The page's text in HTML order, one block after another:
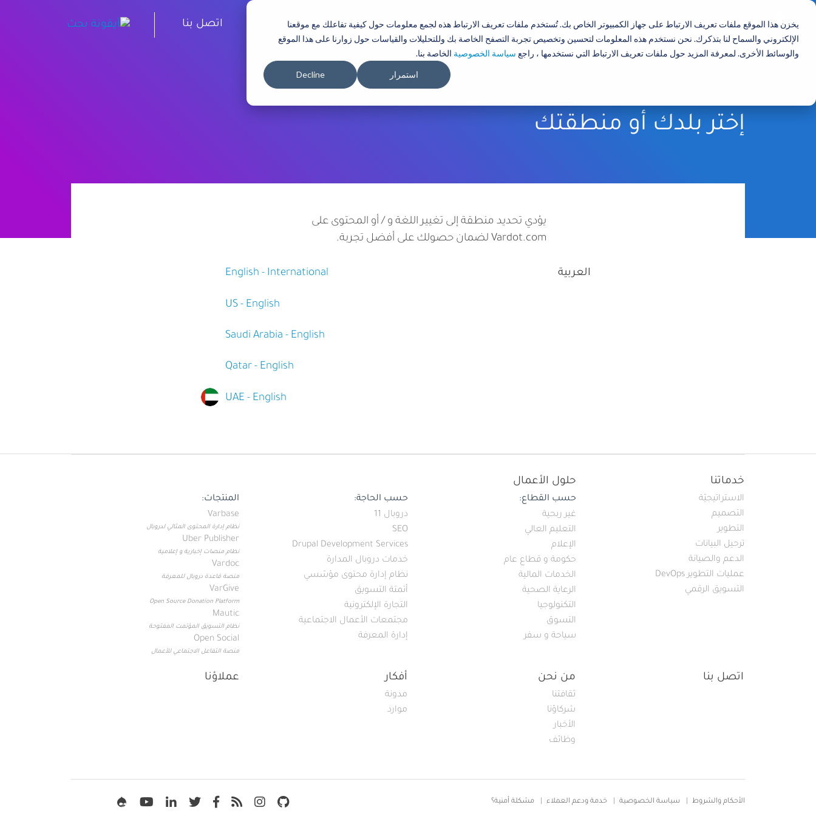
يخزن هذا الموقع ملفات تعريف الارتباط على جهاز الكمبيوتر الخاص بك. تُستخدم ملفات تعريف الارتباط هذه لجمع معلومات حول كيفية تفاعلك مع موقعنا
الإلكتروني والسماح لنا بتذكرك. نحن نستخدم هذه المعلومات لتحسين وتخصيص تجربة التصفح الخاصة بك وللتحليلات والقياسات حول زوارنا على هذا الموقع
والوسائط الأخرى. لمعرفة المزيد حول ملفات تعريف الارتباط التي نستخدمها ، راجع سياسة الخصوصية الخاصة بنا.
استمرار Decline
إلى
المحتوى
الرئيسي
حلول الأعمال خدماتنا عملاؤنا أفكار اتصل بنا
إختر بلدك أو منطقتك
يؤدي تحديد منطقة إلى تغيير اللغة و / أو المحتوى على
Vardot.com لضمان حصولك على أفضل تجربة.
English - International
US - English
Saudi Arabia - English
Qatar - English
UAE - English
العربية
حلول الأعمال
حسب القطاع:
غير ربحية
التعليم العالي
الإعلام
حكومة و قطاع عام
الخدمات المالية
الرعاية الصحية
التكنولوجيا
التسوق
سياحة و سفر
حسب الحاجة:
دروبال 11
SEO
Drupal Development Services
خدمات دروبال المدارة
نظام إدارة محتوى مؤسّسي
أتمتة التسويق
التجارة الإلكترونية
مجتمعات الأعمال الاجتماعية
إدارة المعرفة
المنتجات:
Varbase
نظام إدارة المحتوى المثالي لدروبال
Uber Publisher
نظام منصات إخبارية و إعلامية
Vardoc
منصة قاعدة دروبال للمعرفة
VarGive
Open Source Donation Platform
Mautic
نظام التسويق المؤتمت المفتوحة
Open Social
منصة التفاعل الاجتماعي للأعمال
خدماتنا
الاستراتيجيّة
التصميم
التطوير
ترحيل البيانات
الدعم والصيانة
عمليات التطوير DevOps
التسويق الرقمي
عملاؤنا أفكار
مدونة
موارد
من نحن
ثقافتنا
شركاؤنا
الأخبار
وظائف
اتصل بنا
Footer
الأحكام والشروط سياسة الخصوصية خدمة ودعم العملاء مشكلة أمنية؟ Social Media